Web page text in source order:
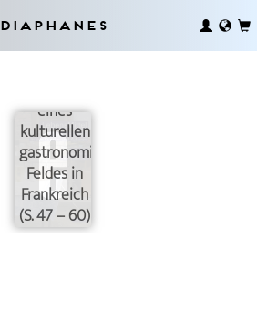
Diaphanes
Essen
schreiben.
eines
kulturellen
gastronomischen
Feldes in
Frankreich
(S. 47 – 60)